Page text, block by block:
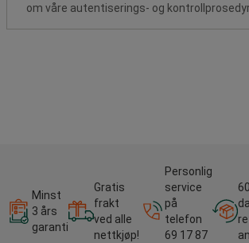
om våre autentiserings- og
Minst
3 års
garanti
Gratis
frakt
ved alle
nettkjøp!
Personlig
service
på
telefon
69 17 87
60